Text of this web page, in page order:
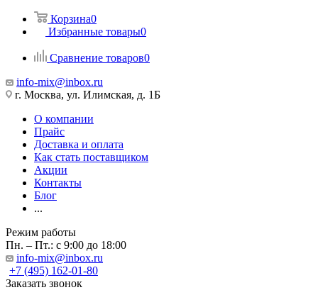
Корзина0
Избранные товары0
Сравнение товаров0
info-mix@inbox.ru
г. Москва, ул. Илимская, д. 1Б
О компании
Прайс
Доставка и оплата
Как стать поставщиком
Акции
Контакты
Блог
...
Режим работы
Пн. – Пт.: с 9:00 до 18:00
info-mix@inbox.ru
+7 (495) 162-01-80
Заказать звонок